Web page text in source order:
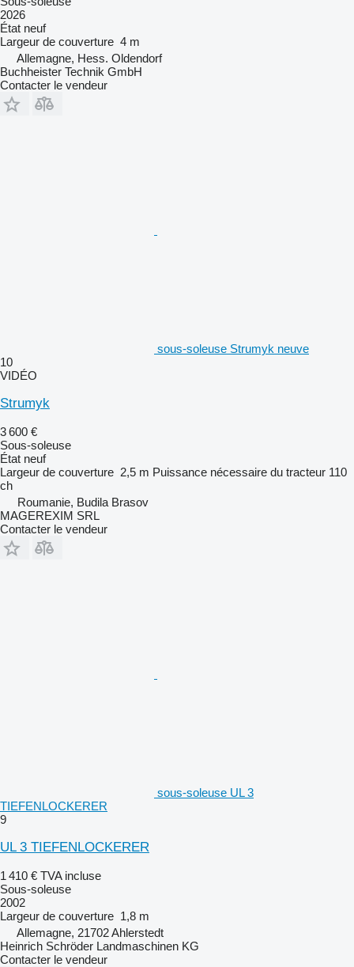
2026
État neuf
Largeur de couverture 4 m
Allemagne, Hess. Oldendorf
Buchheister Technik GmbH
Contacter le vendeur
sous-soleuse Strumyk neuve
10
VIDÉO
Strumyk
3 600 €
Sous-soleuse
État neuf
Largeur de couverture 2,5 m Puissance nécessaire du tracteur 110
ch
Roumanie, Budila Brasov
MAGEREXIM SRL
Contacter le vendeur
sous-soleuse UL 3
TIEFENLOCKERER
9
UL 3 TIEFENLOCKERER
1 410 € TVA incluse
Sous-soleuse
2002
Largeur de couverture 1,8 m
Allemagne, 21702 Ahlerstedt
Heinrich Schröder Landmaschinen KG
Contacter le vendeur